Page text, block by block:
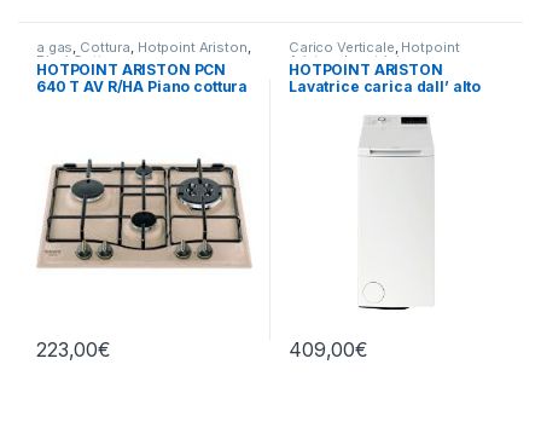
a gas, Cottura, Hotpoint Ariston,
Piani Cottura
HOTPOINT ARISTON PCN
640 T AV R/HA Piano cottura
223,00€
Carico Verticale, Hotpoint
Ariston, Lavatrici
HOTPOINT ARISTON
Lavatrice carica dall’ alto
409,00€